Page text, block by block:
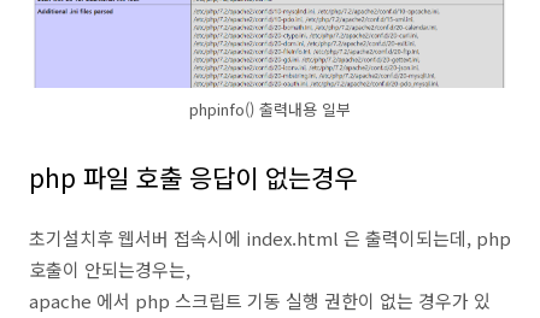
phpinfo() 출력내용 일부
php 파일 호출 응답이 없는경우
초기설치후 웹서버 접속시에 index.html 은 출력이되는데, php
호출이 안되는경우는,
apache 에서 php 스크립트 기동 실행 권한이 없는 경우가 있